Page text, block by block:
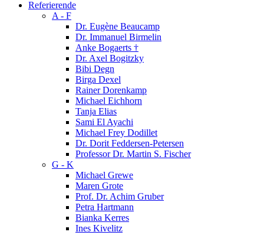
Referierende
A - F
Dr. Eugène Beaucamp
Dr. Immanuel Birmelin
Anke Bogaerts †
Dr. Axel Bogitzky
Bibi Degn
Birga Dexel
Rainer Dorenkamp
Michael Eichhorn
Tanja Elias
Sami El Ayachi
Michael Frey Dodillet
Dr. Dorit Feddersen-Petersen
Professor Dr. Martin S. Fischer
G - K
Michael Grewe
Maren Grote
Prof. Dr. Achim Gruber
Petra Hartmann
Bianka Kerres
Ines Kivelitz